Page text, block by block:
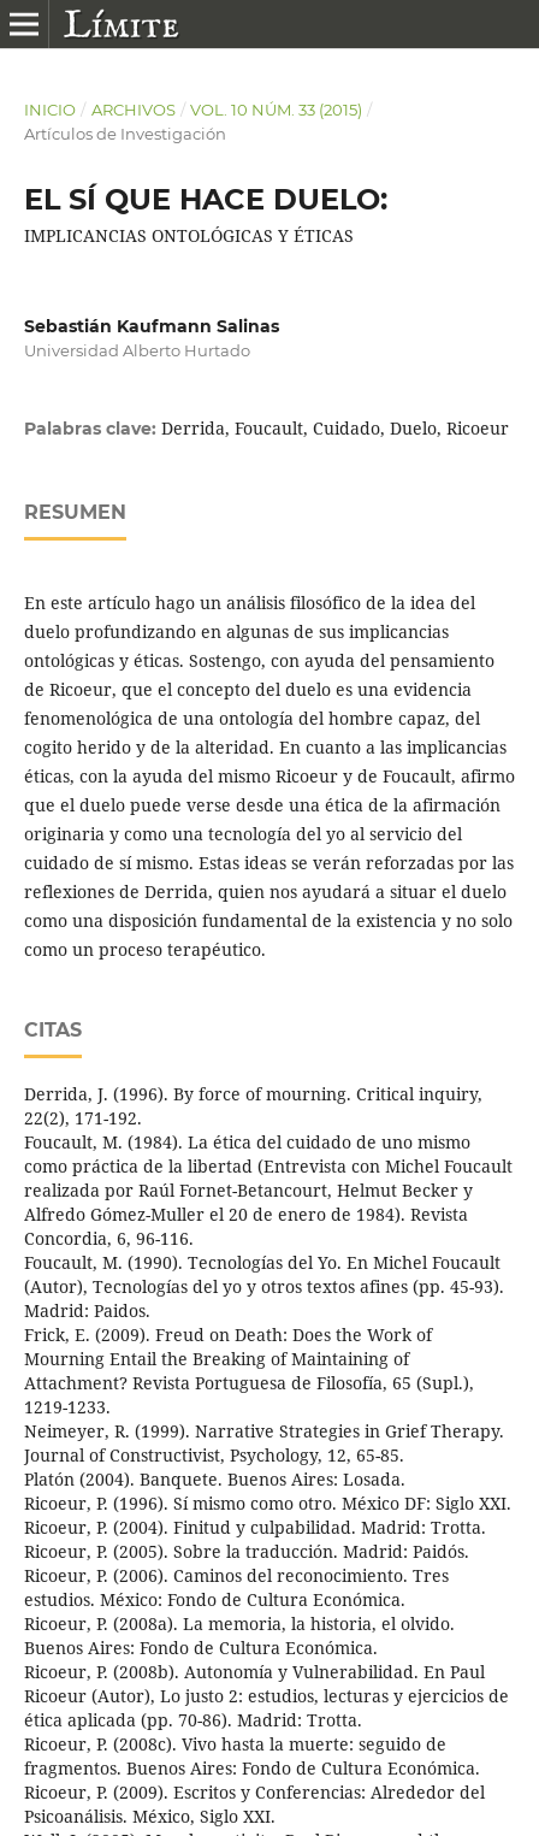
INICIO / ARCHIVOS / VOL. 10 NÚM. 33 (2015) /
Artículos de Investigación
EL SÍ QUE HACE DUELO:
IMPLICANCIAS ONTOLÓGICAS Y ÉTICAS
Sebastián Kaufmann Salinas
Universidad Alberto Hurtado
Palabras clave: Derrida, Foucault, Cuidado, Duelo, Ricoeur
RESUMEN
En este artículo hago un análisis filosófico de la idea del
duelo profundizando en algunas de sus implicancias
ontológicas y éticas. Sostengo, con ayuda del pensamiento
de Ricoeur, que el concepto del duelo es una evidencia
fenomenológica de una ontología del hombre capaz, del
cogito herido y de la alteridad. En cuanto a las implicancias
éticas, con la ayuda del mismo Ricoeur y de Foucault, afirmo
que el duelo puede verse desde una ética de la afirmación
originaria y como una tecnología del yo al servicio del
cuidado de sí mismo. Estas ideas se verán reforzadas por las
reflexiones de Derrida, quien nos ayudará a situar el duelo
como una disposición fundamental de la existencia y no solo
como un proceso terapéutico.
CITAS
Derrida, J. (1996). By force of mourning. Critical inquiry,
22(2), 171-192.
Foucault, M. (1984). La ética del cuidado de uno mismo
como práctica de la libertad (Entrevista con Michel Foucault
realizada por Raúl Fornet-Betancourt, Helmut Becker y
Alfredo Gómez-Muller el 20 de enero de 1984). Revista
Concordia, 6, 96-116.
Foucault, M. (1990). Tecnologías del Yo. En Michel Foucault
(Autor), Tecnologías del yo y otros textos afines (pp. 45-93).
Madrid: Paidos.
Frick, E. (2009). Freud on Death: Does the Work of
Mourning Entail the Breaking of Maintaining of
Attachment? Revista Portuguesa de Filosofía, 65 (Supl.),
1219-1233.
Neimeyer, R. (1999). Narrative Strategies in Grief Therapy.
Journal of Constructivist, Psychology, 12, 65-85.
Platón (2004). Banquete. Buenos Aires: Losada.
Ricoeur, P. (1996). Sí mismo como otro. México DF: Siglo XXI.
Ricoeur, P. (2004). Finitud y culpabilidad. Madrid: Trotta.
Ricoeur, P. (2005). Sobre la traducción. Madrid: Paidós.
Ricoeur, P. (2006). Caminos del reconocimiento. Tres
estudios. México: Fondo de Cultura Económica.
Ricoeur, P. (2008a). La memoria, la historia, el olvido.
Buenos Aires: Fondo de Cultura Económica.
Ricoeur, P. (2008b). Autonomía y Vulnerabilidad. En Paul
Ricoeur (Autor), Lo justo 2: estudios, lecturas y ejercicios de
ética aplicada (pp. 70-86). Madrid: Trotta.
Ricoeur, P. (2008c). Vivo hasta la muerte: seguido de
fragmentos. Buenos Aires: Fondo de Cultura Económica.
Ricoeur, P. (2009). Escritos y Conferencias: Alrededor del
Psicoanálisis. México, Siglo XXI.